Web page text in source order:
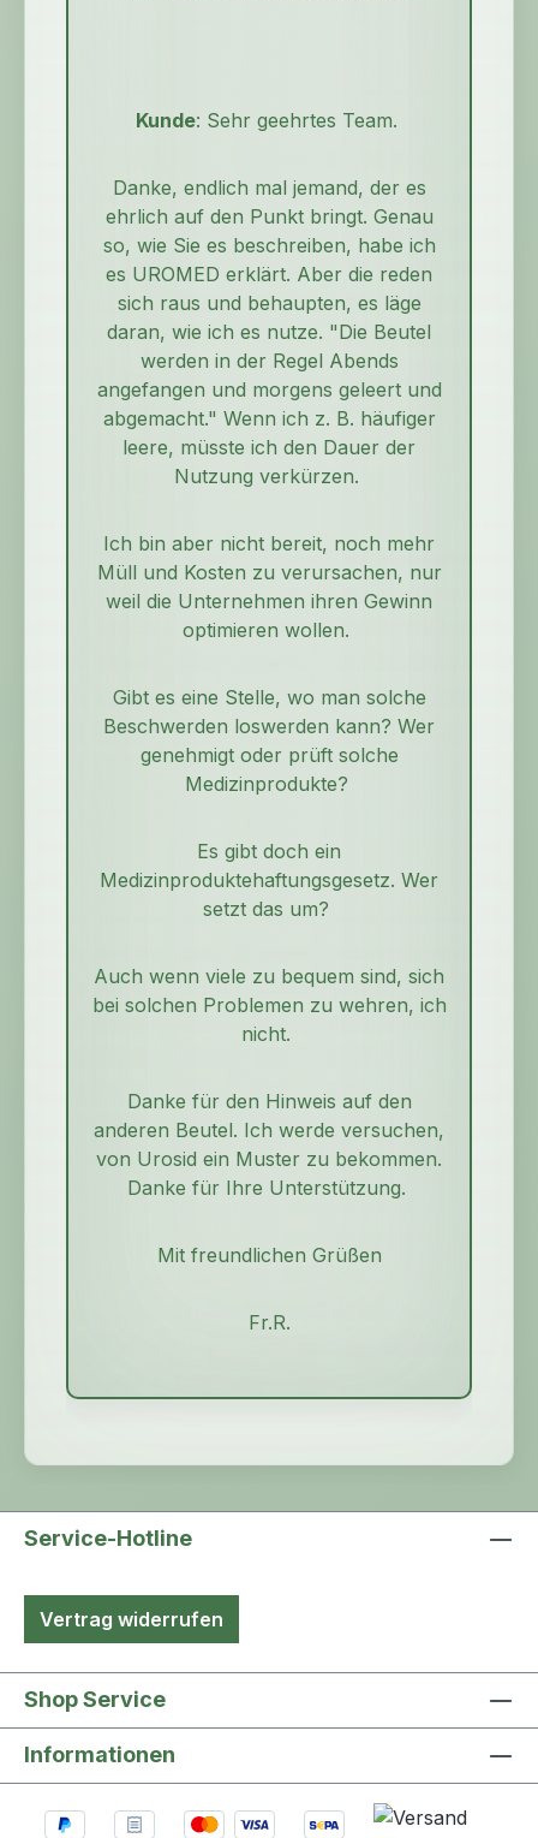
Kunde: Sehr geehrtes Team.
Danke, endlich mal jemand, der es
ehrlich auf den Punkt bringt. Genau
so, wie Sie es beschreiben, habe ich
es UROMED erklärt. Aber die reden
sich raus und behaupten, es läge
daran, wie ich es nutze. "Die Beutel
werden in der Regel Abends
angefangen und morgens geleert und
abgemacht." Wenn ich z. B. häufiger
leere, müsste ich den Dauer der
Nutzung verkürzen.
Ich bin aber nicht bereit, noch mehr
Müll und Kosten zu verursachen, nur
weil die Unternehmen ihren Gewinn
optimieren wollen.
Gibt es eine Stelle, wo man solche
Beschwerden loswerden kann? Wer
genehmigt oder prüft solche
Medizinprodukte?
Es gibt doch ein
Medizinproduktehaftungsgesetz. Wer
setzt das um?
Auch wenn viele zu bequem sind, sich
bei solchen Problemen zu wehren, ich
nicht.
Danke für den Hinweis auf den
anderen Beutel. Ich werde versuchen,
von Urosid ein Muster zu bekommen.
Danke für Ihre Unterstützung.
Mit freundlichen Grüßen
Fr.R.
Service-Hotline
Vertrag widerrufen
Shop Service
Informationen